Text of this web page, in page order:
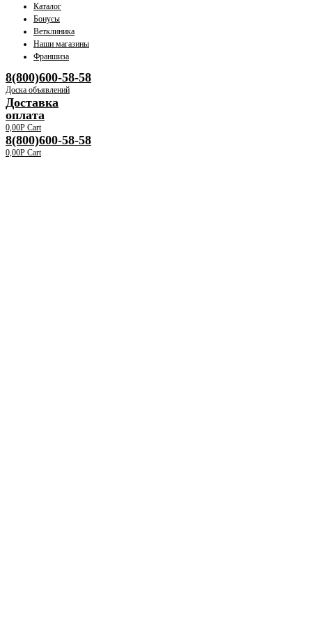
Каталог
Бонусы
Ветклиника
Наши магазины
Франшиза
8(800)600-58-58
Доска объявлений
Доставка
оплата
0,00Р Cart
8(800)600-58-58
0,00Р Cart